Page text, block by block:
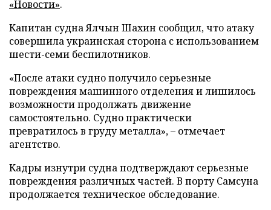
«Новости».
Капитан судна Ялчын Шахин сообщил, что атаку
совершила украинская сторона с использованием
шести-семи беспилотников.
«После атаки судно получило серьезные
повреждения машинного отделения и лишилось
возможности продолжать движение
самостоятельно. Судно практически
превратилось в груду металла», – отмечает
агентство.
Кадры изнутри судна подтверждают серьезные
повреждения различных частей. В порту Самсуна
продолжается техническое обследование.